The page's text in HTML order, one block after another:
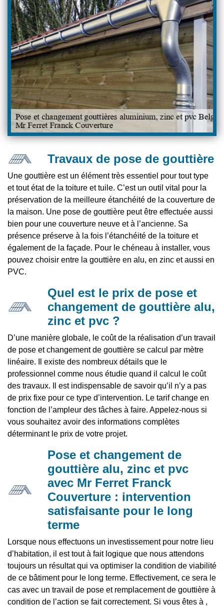
Travaux de pose de gouttière
Une gouttière est un élément très essentiel pour tout type
et tout état de la toiture et tuile. C’est un outil vital pour la
préservation de la meilleure étanchéité de la couverture de
la maison. Une pose de gouttière peut être effectuée aussi
bien pour une couverture neuve et à l’ancienne. Sa
présence préserve à la fois l’étanchéité de la toiture et
également de la façade. Pour le chéneau à installer, vous
pouvez choisir entre la gouttière en alu, en zinc et aussi en
PVC.
Quel est le prix de pose et
changement de gouttière alu,
zinc et pvc ?
D’une manière globale, le coût de la réalisation d’un travail
de pose et changement de gouttière se calcul par mètre
linéaire. Il existe des nombreux détails que le
professionnel comme nous étudie quand il calcul le coût
des travaux. Il est indispensable de savoir qu’il n’y a pas
de prix fixe pour ce type d’intervention. Le tarif change en
fonction de l’ampleur des tâches à faire. Appelez-nous si
vous souhaitez avoir des informations complètes
déterminant le prix de votre projet.
Pose et changement de
gouttière alu, zinc et pvc
avec Mr Ferret Franck
Couverture : intervention
satisfaisante pour le long
terme
Lorsque nous effectuons un investissement pour notre lieu
d’habitation, il est tout à fait logique que nous attendons
toujours un résultat qui va optimiser la condition de viabilité
de ce bâtiment pour le long terme. Effectivement, ce sera le
cas avec un travail de pose et remplacement de gouttière à
condition de l’action se fait correctement. Si vous êtes à ,